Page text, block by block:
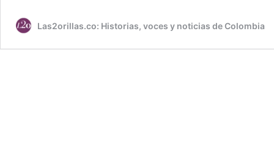
Las2orillas.co: Historias, voces y noticias de Colombia